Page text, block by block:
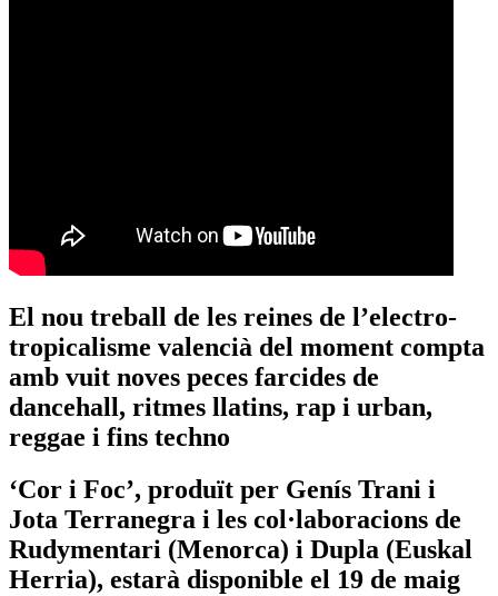
El nou treball de les reines de l’electro-
tropicalisme valencià del moment compta
amb vuit noves peces farcides de
dancehall, ritmes llatins, rap i urban,
reggae i fins techno
‘Cor i Foc’, produït per Genís Trani i
Jota Terranegra i les col·laboracions de
Rudymentari (Menorca) i Dupla (Euskal
Herria), estarà disponible el 19 de maig